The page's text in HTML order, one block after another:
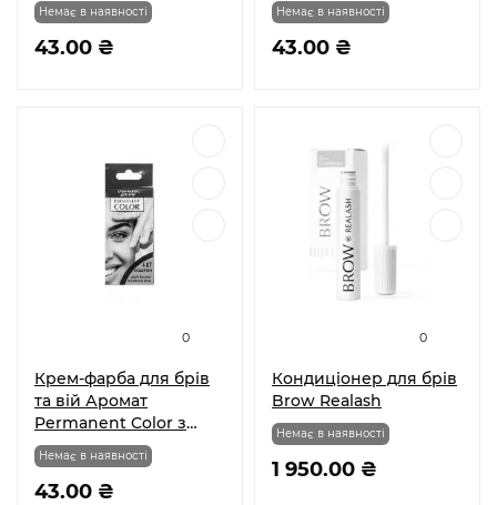
43.00 ₴
Немає в наявності
43.00 ₴
Немає в наявності
0
Крем-фарба для брів
та вій Аромат
Permanent Color з
окислювачем тон
Каштан № 4.07
43.00 ₴
Немає в наявності
0
Кондиціонер для брів
Brow Realash
1 950.00 ₴
Немає в наявності